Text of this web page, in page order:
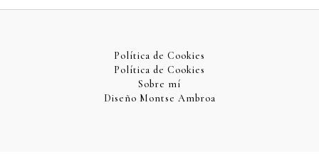
Política de Cookies
Política de Cookies
Sobre mí
Diseño Montse Ambroa